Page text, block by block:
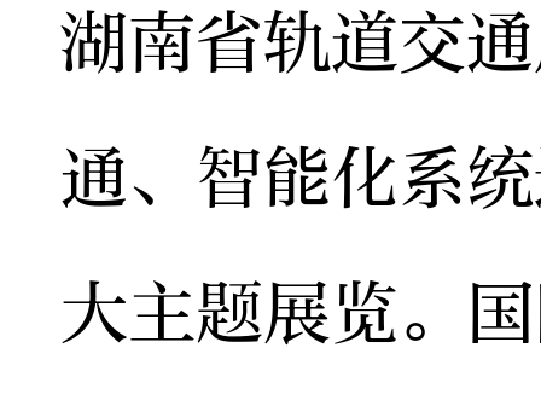
湖南省轨道交
通、智能化系
大主题展览。